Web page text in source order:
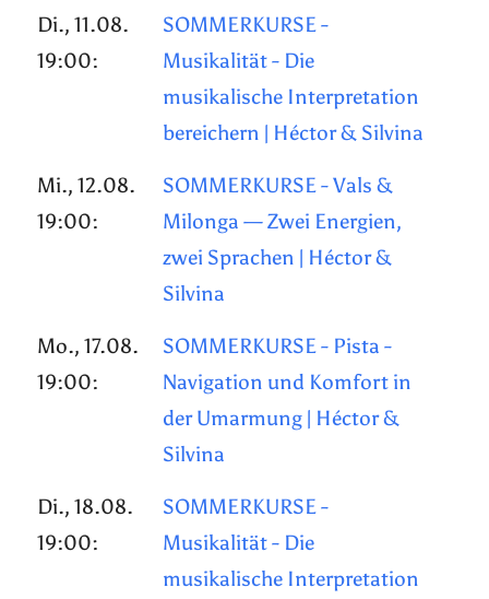
Di., 11.08.
19:00:
SOMMERKURSE -
Musikalität - Die
musikalische Interpretation
bereichern | Héctor & Silvina
Mi., 12.08.
19:00:
SOMMERKURSE - Vals &
Milonga — Zwei Energien,
zwei Sprachen | Héctor &
Silvina
Mo., 17.08.
19:00:
SOMMERKURSE - Pista -
Navigation und Komfort in
der Umarmung | Héctor &
Silvina
Di., 18.08.
19:00:
SOMMERKURSE -
Musikalität - Die
musikalische Interpretation